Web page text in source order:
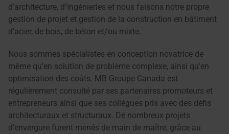
d’architecture, d’ingénieries et nous faisons notre propre
gestion de projet et gestion de la construction en bâtiment
d’acier, de bois, de béton et/ou mixte.
Nous sommes spécialistes en conception novatrice de
même qu’en solution de problème complexe, ainsi qu'en
optimisation des coûts. MB Groupe Canada est
régulièrement consulté par ses partenaires promoteurs et
entrepreneurs ainsi que ses collègues pris avec des défis
architecturaux et structuraux. De nombreux projets
d’envergure furent menés de main de maître, grâce au